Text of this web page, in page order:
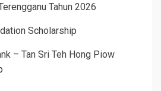
Tahun 2026
Scholarship
– Tan Sri Teh Hong Piow